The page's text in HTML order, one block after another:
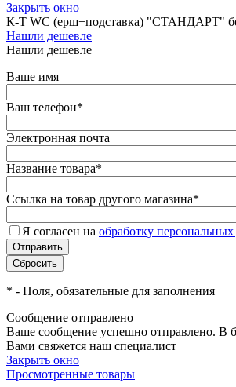
Закрыть окно
К-Т WC (ерш+подставка) "СТАНДАРТ"
Нашли дешевле
Нашли дешевле
Ваше имя
Ваш телефон*
Электронная почта
Название товара*
Ссылка на товар другого магазина*
Я согласен на обработку
* - Поля, обязательные для заполнения
Сообщение отправлено
Ваше сообщение успешно отправлено. В
Вами свяжется наш специалист
Закрыть окно
Просмотренные товары